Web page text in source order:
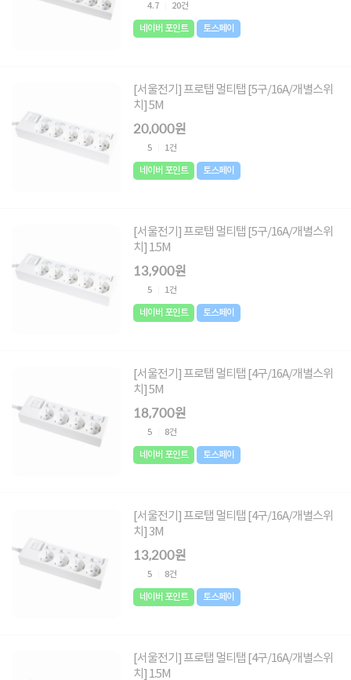
4.7 20건
네이버 포인트 토스페이
[서울전기] 프로탭 멀티탭 [5구/16A/개별스위
치] 5M
20,000원
5 1건
네이버 포인트 토스페이
[서울전기] 프로탭 멀티탭 [5구/16A/개별스위
치] 1.5M
13,900원
5 1건
네이버 포인트 토스페이
[서울전기] 프로탭 멀티탭 [4구/16A/개별스위
치] 5M
18,700원
5 8건
네이버 포인트 토스페이
[서울전기] 프로탭 멀티탭 [4구/16A/개별스위
치] 3M
13,200원
5 8건
네이버 포인트 토스페이
[서울전기] 프로탭 멀티탭 [4구/16A/개별스위
치] 1.5M